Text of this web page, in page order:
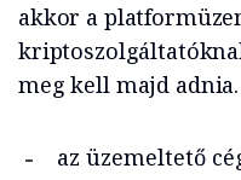
akkor a
meg kell majd
az üzemeltető